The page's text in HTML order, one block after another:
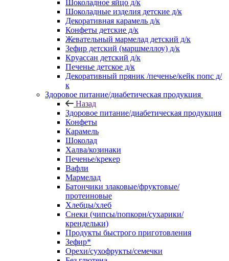
Шоколадное яйцо д/к
Шоколадные изделия детские д/к
Декоративная карамель д/к
Конфеты детские д/к
Жевательный мармелад детский д/к
Зефир детский (маршмеллоу) д/к
Круассан детский д/к
Печенье детское д/к
Декоративный пряник /печенье/кейк попс д/
к
Здоровое питание/диабетическая продукция
Назад
Здоровое питание/диабетическая продукция
Конфеты
Карамель
Шоколад
Халва/козинаки
Печенье/крекер
Вафли
Мармелад
Батончики злаковые/фруктовые/
протеиновые
Хлебцы/хлеб
Снеки (чипсы/попкорн/сухарики/
крендельки)
Продукты быстрого приготовления
Зефир*
Орехи/сухофрукты/семечки